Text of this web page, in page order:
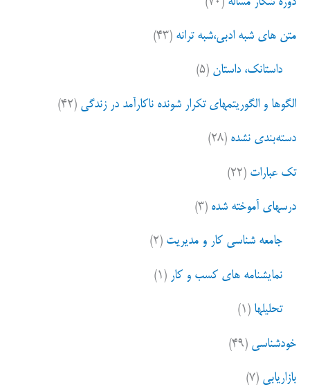
امتن های شبه ادبی،شبه ترانه (۴۳)
داستانک، داستان (۵)
الگوها و الگوریتمهای تکرار شونده ناکارآمد در زندگی (۴۲)
دسته‌بندی نشده (۲۸)
تک عبارات (۲۲)
درسهای آموخته شده (۳)
جامعه شناسی کار و مدیریت (۲)
نمایشنامه های کسب و کار (۱)
تحلیلها (۱)
خودشناسی (۴۹)
بازاریابی (۷)